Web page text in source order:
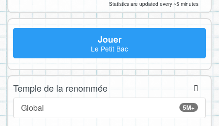
Statistics are updated every ~5 minutes
Jouer
Le Petit Bac
Temple de la renommée
5M+
Global